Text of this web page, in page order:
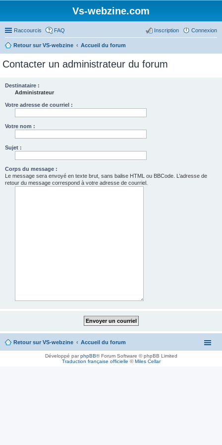
Vs-webzine.com
Raccourcis FAQ Connexion
Inscription
Retour sur VS-webzine Accueil du forum
Contacter un administrateur du forum
Destinataire :
Administrateur
Votre adresse de courriel :
Votre nom :
Sujet :
Corps du message :
Le message sera envoyé en texte brut, sans balise HTML ou BBCode. L’adresse de
retour du message correspond à votre adresse de courriel.
Retour sur VS-webzine Accueil du forum
Développé parphpBB® Forum Software © phpBB Limited
Traduction française officielle ©Miles Cellar